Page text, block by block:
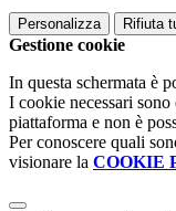
Personalizza Rifiuta
Gestione cookie
In questa schermata è
I cookie necessari
piattaforma e non è
Per conoscere quali
visionare la COOKIE